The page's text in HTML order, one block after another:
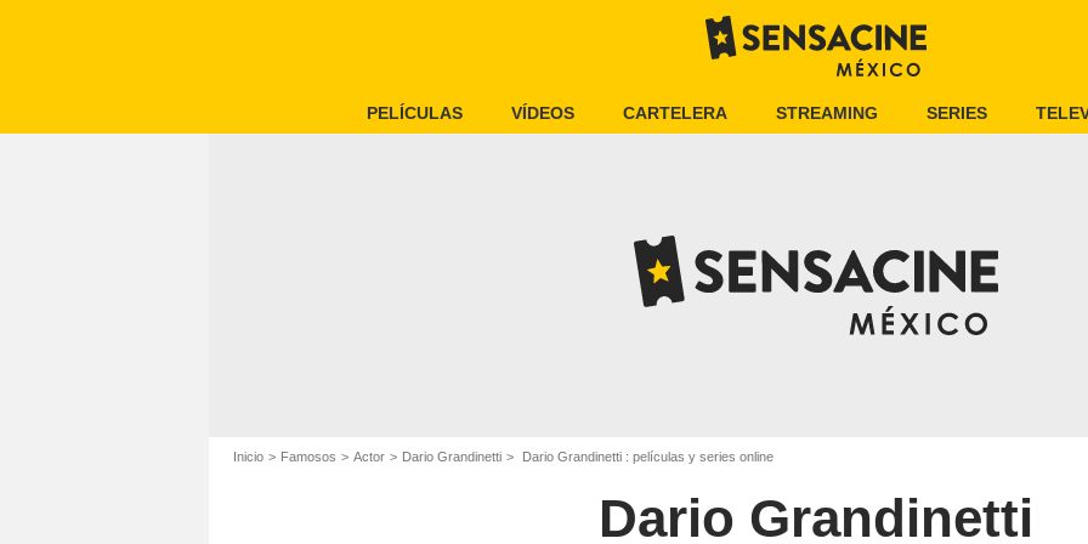
PELÍCULAS VÍDEOS CARTELERA STREAMING SERIES
Inicio Famosos Actor Dario Grandinetti Dario Grandinetti : películas y series online
Dario Grandinetti